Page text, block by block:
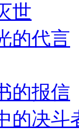
世
的代言
的报信
的决斗